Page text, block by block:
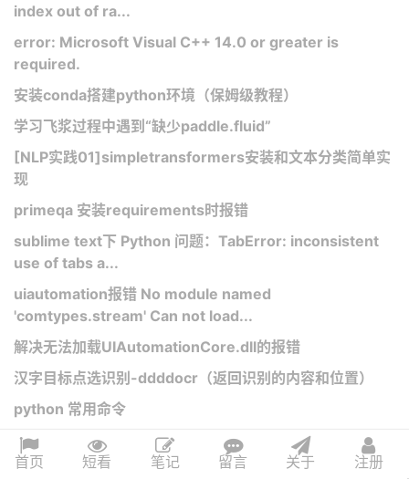
index out of ra...
error: Microsoft Visual C++ 14.0 or greater is
required.
安装conda搭建python环境（保姆级教程）
学习飞浆过程中遇到“缺少paddle.fluid”
[NLP实践01]simpletransformers安装和文本分类简单实
现
primeqa 安装requirements时报错
sublime text下 Python 问题：TabError: inconsistent
use of tabs a...
uiautomation报错 No module named
'comtypes.stream' Can not load...
解决无法加载UIAutomationCore.dll的报错
汉字目标点选识别-ddddocr（返回识别的内容和位置）
python 常用命令
opencv报错及解决：AttributeError: module ‘cv2‘ has
no attribu...
首页 短看 笔记 留言 关于 注册